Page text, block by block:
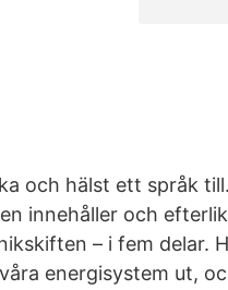
och hälst ett språk
innehåller och
– i fem delar.
energisystem ut,